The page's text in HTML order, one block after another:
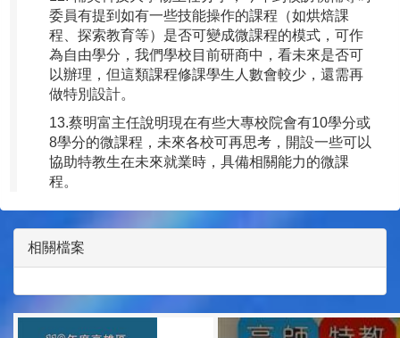
委員有提到如有一些技能操作的課程（如烘焙課
程、探索教育等）是否可變成微課程的模式，可作
為自由學分，我們學校目前研商中，看未來是否可
以辦理，但這類課程修課學生人數會較少，還需再
做特別設計。
13.蔡明富主任說明現在有些大專校院會有10學分或
8學分的微課程，未來各校可再思考，開設一些可以
協助特教生在未來就業時，具備相關能力的微課
程。
相關檔案